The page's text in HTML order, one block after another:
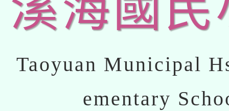
Taoyuan Municipal
ementary